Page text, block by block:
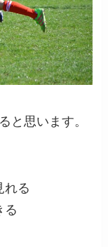
と思います。
れる
る